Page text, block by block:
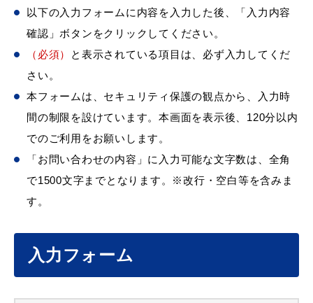
以下の入力フォームに内容を入力した後、「入力内容
確認」ボタンをクリックしてください。
（必須）
と表示されている項目は、必ず入力してくだ
さい。
本フォームは、セキュリティ保護の観点から、入力時
間の制限を設けています。本画面を表示後、120分以内
でのご利用をお願いします。
「お問い合わせの内容」に入力可能な文字数は、全角
で1500文字までとなります。※改行・空白等を含みま
す。
入力フォーム